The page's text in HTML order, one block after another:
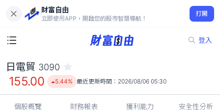
財富自由
立即使用APP，開啟您的股市智慧導航！
打開
登入
155.00
5.44%
日電貿 3090
155.00 5.44% 最近更新時間： 2026/08/06 05:30
個股概覽 財務報表 獲利能力 安全性分析